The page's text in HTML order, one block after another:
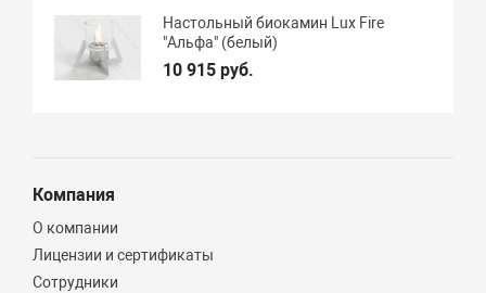
Настольный биокамин Lux Fire
"Альфа" (белый)
10 915 руб.
Компания
О компании
Лицензии и сертификаты
Сотрудники